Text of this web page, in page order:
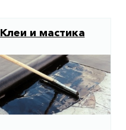
Клеи и мастика